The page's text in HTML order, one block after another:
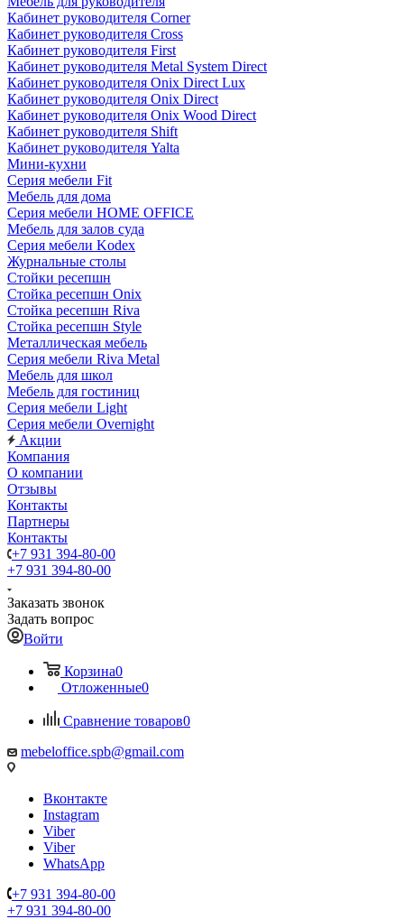
Кабинет руководителя Corner
Кабинет руководителя Cross
Кабинет руководителя First
Кабинет руководителя Metal System Direct
Кабинет руководителя Onix Direct Lux
Кабинет руководителя Onix Direct
Кабинет руководителя Onix Wood Direct
Кабинет руководителя Shift
Кабинет руководителя Yalta
Мини-кухни
Серия мебели Fit
Мебель для дома
Серия мебели HOME OFFICE
Мебель для залов суда
Серия мебели Kodex
Журнальные столы
Стойки ресепшн
Стойка ресепшн Onix
Стойка ресепшн Riva
Стойка ресепшн Style
Металлическая мебель
Серия мебели Riva Metal
Мебель для школ
Мебель для гостиниц
Серия мебели Light
Серия мебели Overnight
Акции
Компания
О компании
Отзывы
Контакты
Партнеры
Контакты
+7 931 394-80-00
+7 931 394-80-00
Заказать звонок
Задать вопрос
Войти
Корзина0
Отложенные0
Сравнение товаров0
mebeloffice.spb@gmail.com
Вконтакте
Instagram
Viber
Viber
WhatsApp
+7 931 394-80-00
+7 931 394-80-00